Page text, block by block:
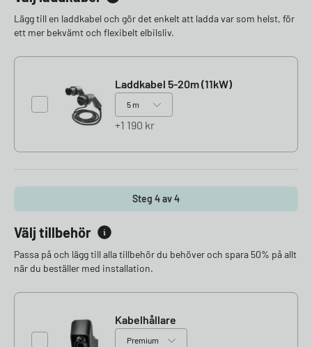
Laddkabel 5-20m (11kW)
1 190 kr
Lägg till en laddkabel och gör det enkelt att ladda var som helst, för
ett mer bekvämt och flexibelt elbilsliv.
Steg 4 av 4
Välj tillbehör
Kabelhållare
Passa på och lägg till alla tillbehör du behöver och spara 50% på allt
när du beställer med installation.